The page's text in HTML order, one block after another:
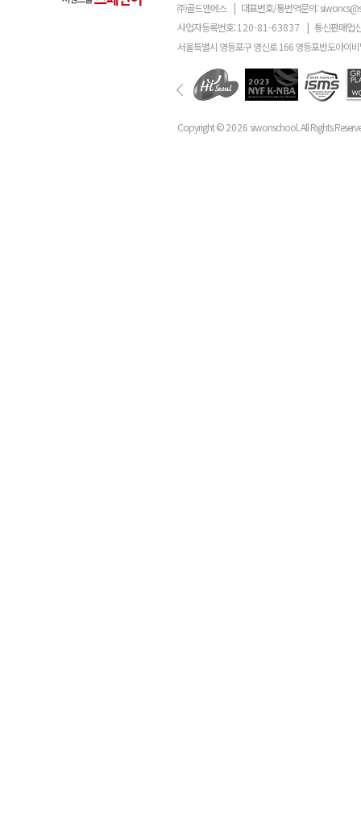
㈜골드앤에스 | 대표번호/통번역문의:
사업자등록번호:120-81-63837 | 통신판매업
서울특별시 영등포구 영신로 166 영등포반도아이
Copyright ©2026 siwonschool. All Rights